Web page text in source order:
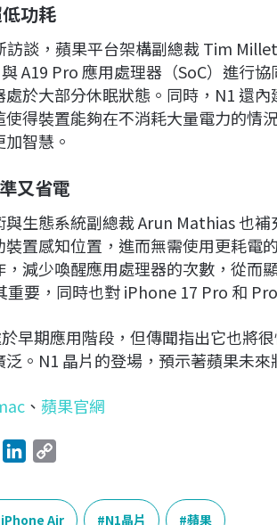
功耗
訪談，蘋果平台架構副總裁 Tim
A19 Pro 應用處理器（SoC）進行
於大部分休眠狀態。同時，N1 還
使得裝置能夠在不消耗大量電力的情
智慧。
又省電
生態系統副總裁 Arun Mathias 也
置感知位置，進而無需使用更耗電
減少喚醒應用處理器的次數，從而
重要，同時也對 iPhone 17 Pro 和
早期應用階段，但傳聞指出它也將
。N1 晶片的登場，預示著蘋果未
、 蘋果官網
n
p
iPhone Air N1晶片 蘋果